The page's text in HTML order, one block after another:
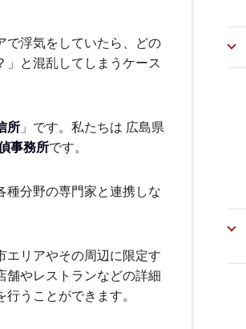
で浮気をしていたら、どの
」と混乱してしまうケース
所 」です。私たちは 広島県
事務所です。
種分野の専門家と連携しな
エリアやその周辺に限定す
舗やレストランなどの詳細
うことができます。